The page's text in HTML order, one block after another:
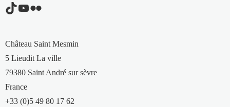
TikTok
YouTube
Flickr
Château Saint Mesmin
5 Lieudit La ville
79380 Saint André sur sèvre
France
+33 (0)5 49 80 17 62